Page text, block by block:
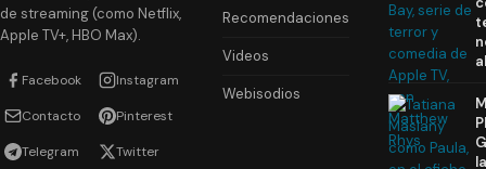
de streaming (como Netflix,
Apple TV+, HBO Max).
Facebook Instagram
Contacto Pinterest
Telegram Twitter
Recomendaciones
Videos
Webisodios